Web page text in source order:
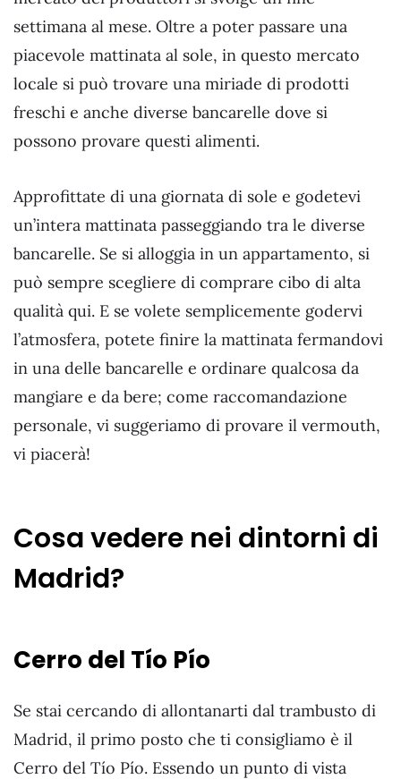
settimana al mese. Oltre a poter passare una
piacevole mattinata al sole, in questo mercato
locale si può trovare una miriade di prodotti
freschi e anche diverse bancarelle dove si
possono provare questi alimenti.
Approfittate di una giornata di sole e godetevi
un’intera mattinata passeggiando tra le diverse
bancarelle. Se si alloggia in un appartamento, si
può sempre scegliere di comprare cibo di alta
qualità qui. E se volete semplicemente godervi
l’atmosfera, potete finire la mattinata fermandovi
in una delle bancarelle e ordinare qualcosa da
mangiare e da bere; come raccomandazione
personale, vi suggeriamo di provare il vermouth,
vi piacerà!
Cosa vedere nei dintorni di
Madrid?
Cerro del Tío Pío
Se stai cercando di allontanarti dal trambusto di
Madrid, il primo posto che ti consigliamo è il
Cerro del Tío Pío. Essendo un punto di vista